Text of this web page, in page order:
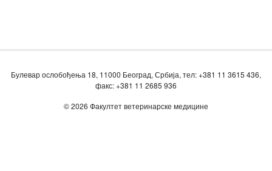
Булевар ослобођења 18, 11000 Београд, Србија, тел: +381 11 3615 436,
факс: +381 11 2685 936
© 2026 Факултет ветеринарске медицине